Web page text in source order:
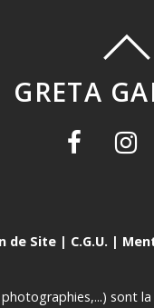
GRETA
de Site | C.G.U. |
sont